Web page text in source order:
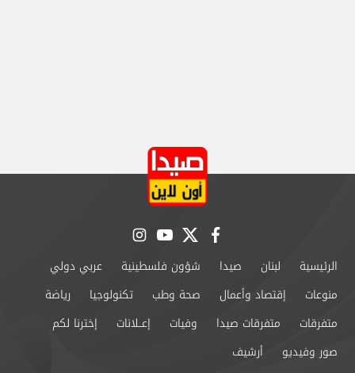
facebook
twitter
youtube
instagram
الرئيسية لبنان صيدا شؤون فلسطينية
عربي دولي
منوعات
إقتصاد وأعمال صحة وطب تكنولوجيا
رياضة
متفرقات
متفرقات صيدا وفيات إعــلانات
إخترنا لكم
صور وفيديو
أرشيف